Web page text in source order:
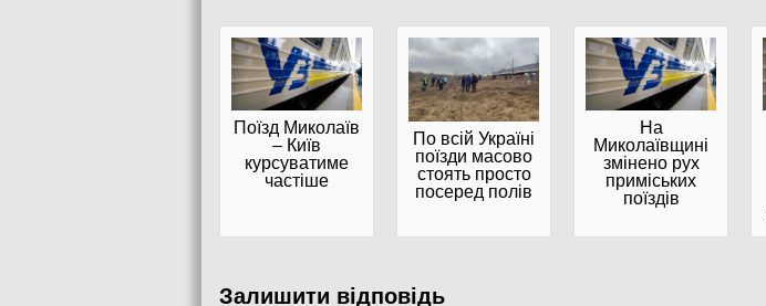
Поїзд Миколаїв
– Київ
курсуватиме
частіше
По всій Україні
поїзди масово
стоять просто
посеред полів
На
Миколаївщині
змінено рух
приміських
поїздів
Залишити відповідь